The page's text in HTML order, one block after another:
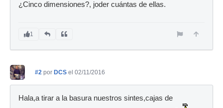
¿Cinco dimensiones?, joder cuántas de ellas.
1
#2 por DCS el 02/11/2016
Hala,a tirar a la basura nuestros sintes,cajas de